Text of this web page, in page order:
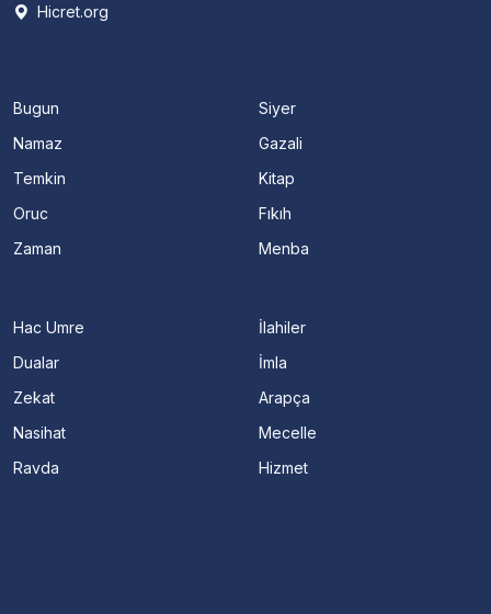
Hicret.org
Bugun
Namaz
Temkin
Oruc
Zaman
Siyer
Gazali
Kitap
Fıkıh
Menba
Hac Umre
Dualar
Zekat
Nasihat
Ravda
İlahiler
İmla
Arapça
Mecelle
Hizmet